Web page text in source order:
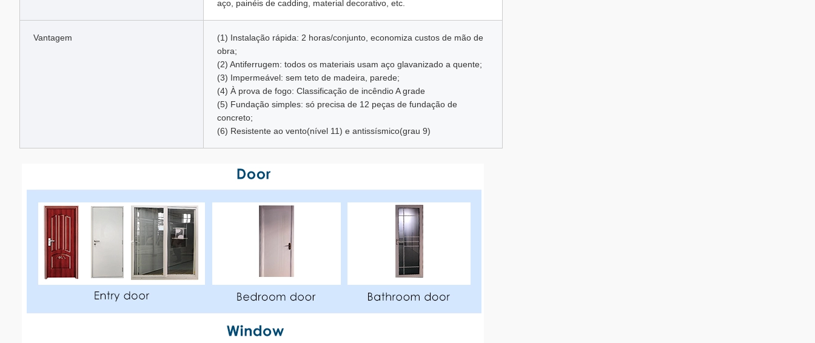
aço, painéis de cadding, material decorativo, etc.
Vantagem
(1) Instalação rápida: 2 horas/conjunto, economiza custos de mão de
obra;
(2) Antiferrugem: todos os materiais usam aço glavanizado a quente;
(3) Impermeável: sem teto de madeira, parede;
(4) À prova de fogo: Classificação de incêndio A grade
(5) Fundação simples: só precisa de 12 peças de fundação de
concreto;
(6) Resistente ao vento(nível 11) e antissísmico(grau 9)